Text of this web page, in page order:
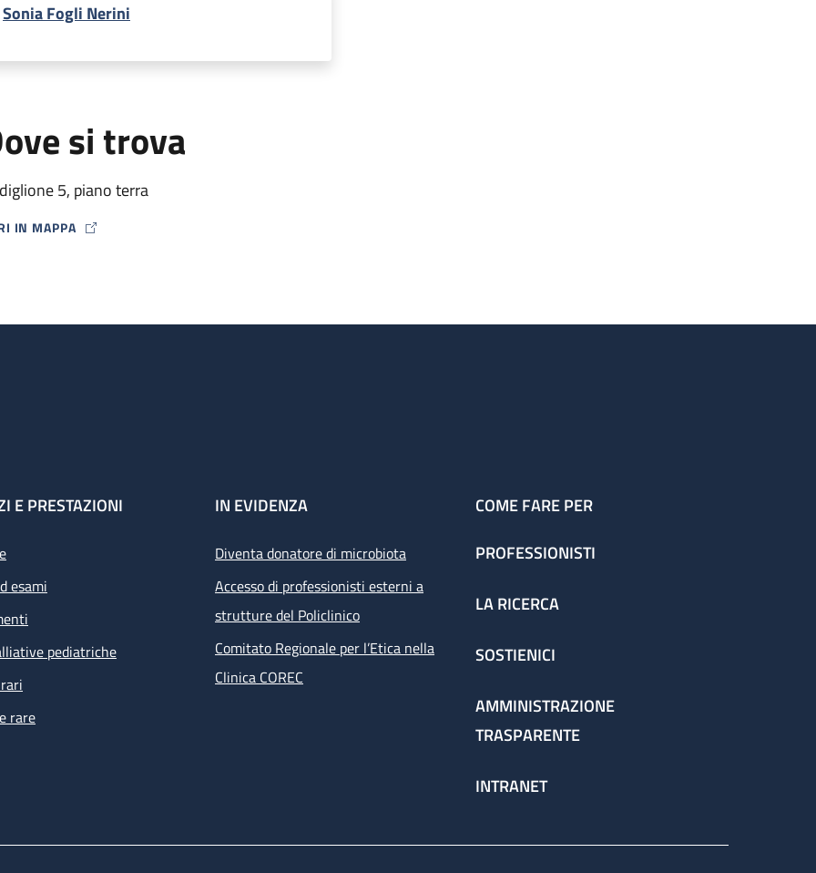
Sonia Fogli Nerini
si trova
5, piano terra
IN MAPPA
ICON
E PRESTAZIONI
esami
pediatriche
rare
IN EVIDENZA
Diventa donatore di microbiota
Accesso di professionisti esterni a
strutture del Policlinico
Comitato Regionale per l’Etica nella
Clinica COREC
COME FARE PER
PROFESSIONISTI
LA RICERCA
SOSTIENICI
AMMINISTRAZIONE
TRASPARENTE
INTRANET